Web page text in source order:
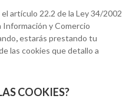
artículo 22.2 de la Ley 34/2002
Información y Comercio
,estarás prestando tu
las cookies que detallo a
COOKIES?